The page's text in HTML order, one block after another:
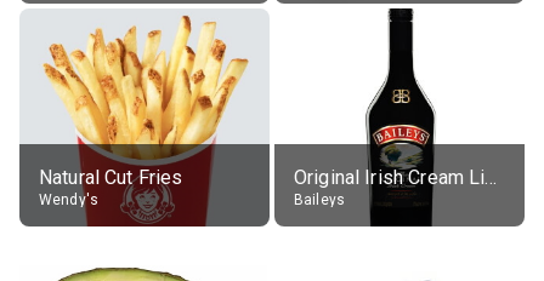
Natural Cut Fries
Wendy's
Original Irish Cream Liqueur (17% alc.)
Baileys